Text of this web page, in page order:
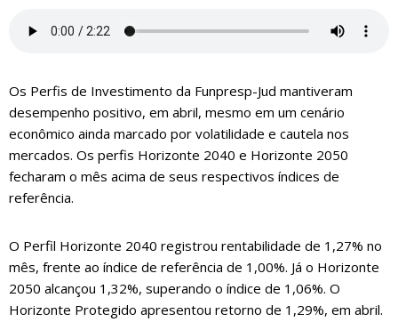
Os Perfis de Investimento da Funpresp-Jud mantiveram
desempenho positivo, em abril, mesmo em um cenário
econômico ainda marcado por volatilidade e cautela nos
mercados. Os perfis Horizonte 2040 e Horizonte 2050
fecharam o mês acima de seus respectivos índices de
referência.
O Perfil Horizonte 2040 registrou rentabilidade de 1,27% no
mês, frente ao índice de referência de 1,00%. Já o Horizonte
2050 alcançou 1,32%, superando o índice de 1,06%. O
Horizonte Protegido apresentou retorno de 1,29%, em abril.